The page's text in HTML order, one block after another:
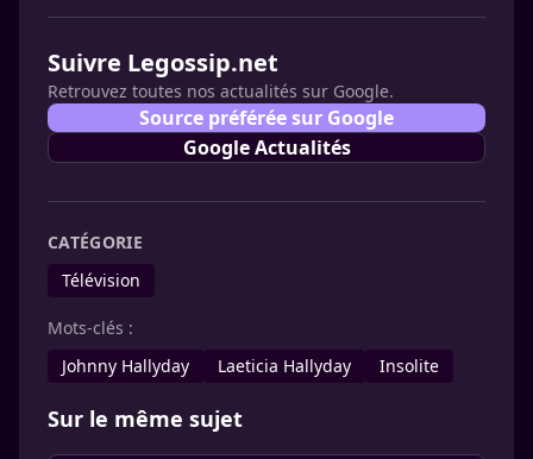
Suivre Legossip.net
Retrouvez toutes nos actualités sur Google.
Source préférée sur Google
Google Actualités
CATÉGORIE
Télévision
Mots-clés :
Johnny Hallyday
Laeticia Hallyday Insolite
Sur le même sujet